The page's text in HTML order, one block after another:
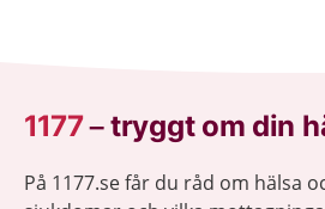
1177–tryggt om din
På 1177.se får du råd om hälsa